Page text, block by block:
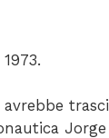
Jorge